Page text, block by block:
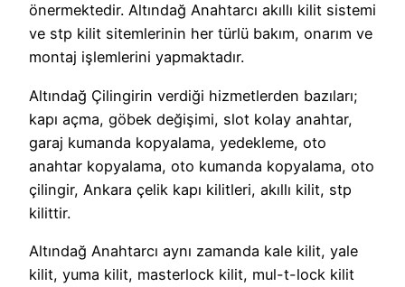
önermektedir. Altındağ Anahtarcı akıllı kilit sistemi
ve stp kilit sitemlerinin her türlü bakım, onarım ve
montaj işlemlerini yapmaktadır.
Altındağ Çilingirin verdiği hizmetlerden bazıları;
kapı açma, göbek değişimi, slot kolay anahtar,
garaj kumanda kopyalama, yedekleme, oto
anahtar kopyalama, oto kumanda kopyalama, oto
çilingir, Ankara çelik kapı kilitleri, akıllı kilit, stp
kilittir.
Altındağ Anahtarcı aynı zamanda kale kilit, yale
kilit, yuma kilit, masterlock kilit, mul-t-lock kilit